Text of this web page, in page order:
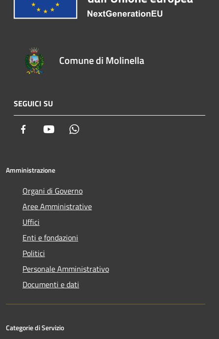
Comune di Molinella
SEGUICI SU
Facebook Youtube
Amministrazione
Organi di Governo
Aree Amministrative
Uffici
Enti e fondazioni
Politici
Personale Amministrativo
Documenti e dati
Categorie di Servizio